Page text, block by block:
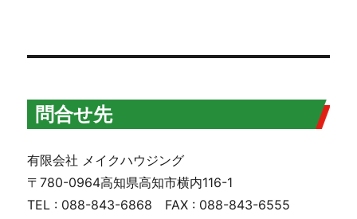
問合せ先
有限会社 メイクハウジング
〒780-0964高知県高知市横内116-1
TEL : 088-843-6868 FAX : 088-843-6555